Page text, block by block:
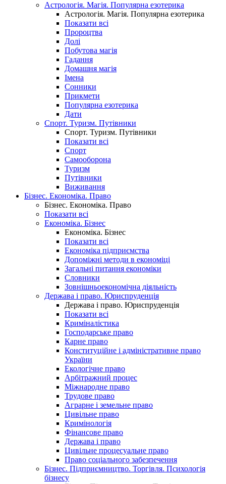
Астрологія. Магія. Популярна езотерика
Астрологія. Магія. Популярна езотерика
Показати всі
Пророцтва
Долі
Побутова магія
Гадання
Домашня магія
Імена
Сонники
Прикмети
Популярна езотерика
Дати
Спорт. Туризм. Путівники
Спорт. Туризм. Путівники
Показати всі
Спорт
Самооборона
Туризм
Путівники
Виживання
Бізнес. Економіка. Право
Бізнес. Економіка. Право
Показати всі
Економіка. Бізнес
Економіка. Бізнес
Показати всі
Економіка підприємства
Допоміжні методи в економіці
Загальні питання економіки
Словники
Зовнішньоекономічна діяльність
Держава і право. Юриспруденція
Держава і право. Юриспруденція
Показати всі
Криміналістика
Господарське право
Карне право
Конституційне і адміністративне право
України
Екологічне право
Арбітражний процес
Міжнародне право
Трудове право
Аграрне і земельне право
Цивільне право
Кримінологія
Фінансове право
Держава і право
Цивільне процесуальне право
Право соціального забезпечення
Бізнес. Підприємництво. Торгівля. Психологія
бізнесу